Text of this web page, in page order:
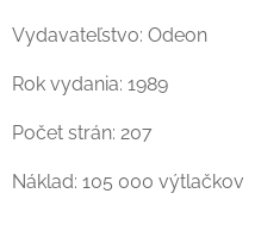
Vydavateľstvo: Odeon
Rok vydania: 1989
Počet strán: 207
Náklad: 105 000 výtlačkov